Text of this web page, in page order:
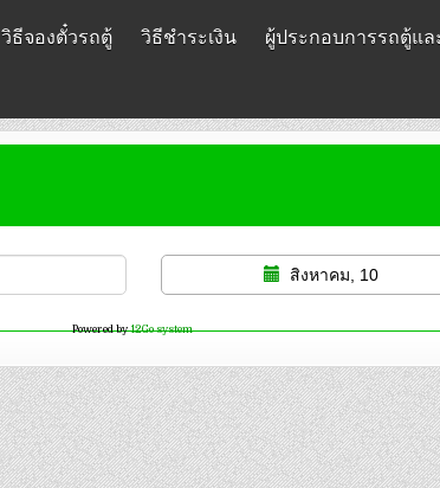
วิธีจองตั๋วรถตู้ วิธีชำระเงิน ผู้ประกอบการรถตู้แ
สิงหาคม, 10
Powered by12Go system